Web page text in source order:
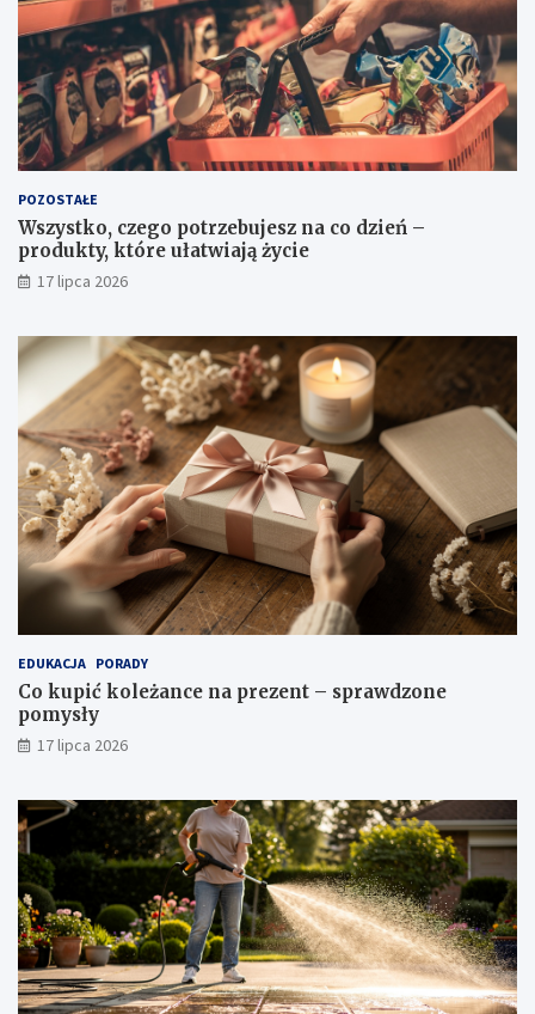
POZOSTAŁE
Wszystko, czego potrzebujesz na co dzień –
produkty, które ułatwiają życie
17 lipca 2026
EDUKACJA PORADY
Co kupić koleżance na prezent – sprawdzone
pomysły
17 lipca 2026